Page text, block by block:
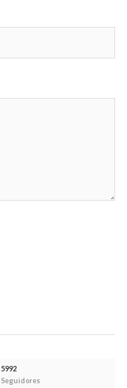
5992
Seguidores